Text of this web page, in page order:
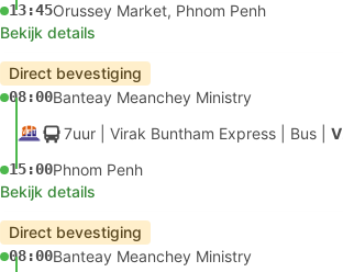
13:45Orussey Market, Phnom Penh
Bekijk details
Direct bevestiging
08:00Banteay Meanchey Ministry
7uur | Virak Buntham Express Bus VIP
15:00Phnom Penh
Bekijk details
Direct bevestiging
08:00Banteay Meanchey Ministry